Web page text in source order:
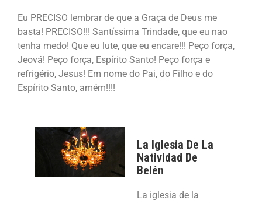
Eu PRECISO lembrar de que a Graça de Deus me
basta! PRECISO!!! Santíssima Trindade, que eu nao
tenha medo! Que eu lute, que eu encare!!! Peço força,
Jeová! Peço força, Espírito Santo! Peço força e
refrigério, Jesus! Em nome do Pai, do Filho e do
Espírito Santo, amém!!!!
La Iglesia De La
Natividad De
Belén
La iglesia de la